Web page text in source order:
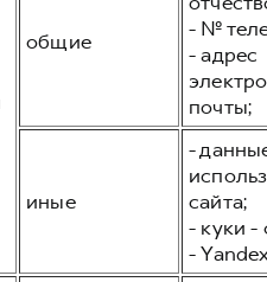
общие
- №
- адрес
почты;
иные
-
сайта;
- куки -
-